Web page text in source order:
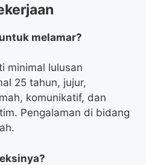
melamar?
minimal lulusan
25 tahun, jujur,
komunikatif, dan
Pengalaman di bidang